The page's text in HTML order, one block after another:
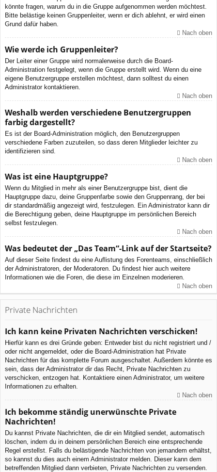
könnte fragen, warum du in die Gruppe aufgenommen werden möchtest.
Bitte belästige keinen Gruppenleiter, wenn er dich ablehnt, er wird einen
Grund dafür haben.
Nach oben
Wie werde ich Gruppenleiter?
Der Leiter einer Gruppe wird normalerweise durch die Board-
Administration festgelegt, wenn die Gruppe erstellt wird. Wenn du eine
eigene Benutzergruppe erstellen möchtest, dann solltest du einen
Administrator kontaktieren.
Nach oben
Weshalb werden verschiedene Benutzergruppen
farbig dargestellt?
Es ist der Board-Administration möglich, den Benutzergruppen
verschiedene Farben zuzuteilen, so dass deren Mitglieder leichter zu
identifizieren sind.
Nach oben
Was ist eine Hauptgruppe?
Wenn du Mitglied in mehr als einer Benutzergruppe bist, dient die
Hauptgruppe dazu, deine Gruppenfarbe sowie den Gruppenrang, der bei
dir standardmäßig angezeigt wird, festzulegen. Ein Administrator kann dir
die Berechtigung geben, deine Hauptgruppe im persönlichen Bereich
selbst festzulegen.
Nach oben
Was bedeutet der „Das Team“-Link auf der Startseite?
Auf dieser Seite findest du eine Auflistung des Forenteams, einschließlich
der Administratoren, der Moderatoren. Du findest hier auch weitere
Informationen wie die Foren, die diese im Einzelnen moderieren.
Nach oben
Private Nachrichten
Ich kann keine Privaten Nachrichten verschicken!
Hierfür kann es drei Gründe geben: Entweder bist du nicht registriert und /
oder nicht angemeldet, oder die Board-Administration hat Private
Nachrichten für das komplette Forum ausgeschaltet. Außerdem könnte es
sein, dass der Administrator dir das Recht, Private Nachrichten zu
verschicken, entzogen hat. Kontaktiere einen Administrator, um weitere
Informationen zu erhalten.
Nach oben
Ich bekomme ständig unerwünschte Private
Nachrichten!
Du kannst Private Nachrichten, die dir ein Mitglied sendet, automatisch
löschen, indem du in deinem persönlichen Bereich eine entsprechende
Regel erstellst. Falls du belästigende Nachrichten von jemandem erhältst,
so kannst du dies auch einem Administrator melden. Dieser kann dem
betreffenden Mitglied dann verbieten, Private Nachrichten zu versenden.